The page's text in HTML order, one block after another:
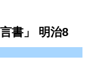
書」 明治8